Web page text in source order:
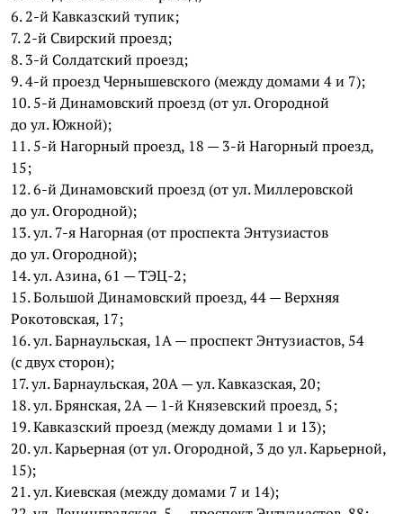
6. 2-й Кавказский тупик;
7. 2-й Свирский проезд;
8. 3-й Солдатский проезд;
9. 4-й проезд Чернышевского (между домами 4 и 7);
10. 5-й Динамовский проезд (от ул. Огородной
до ул. Южной);
11. 5-й Нагорный проезд, 18 — 3-й Нагорный проезд,
15;
12. 6-й Динамовский проезд (от ул. Миллеровской
до ул. Огородной);
13. ул. 7-я Нагорная (от проспекта Энтузиастов
до ул. Огородной);
14. ул. Азина, 61 — ТЭЦ-2;
15. Большой Динамовский проезд, 44 — Верхняя
Рокотовская, 17;
16. ул. Барнаульская, 1А — проспект Энтузиастов, 54
(с двух сторон);
17. ул. Барнаульская, 20А — ул. Кавказская, 20;
18. ул. Брянская, 2А — 1-й Князевский проезд, 5;
19. Кавказский проезд (между домами 1 и 13);
20. ул. Карьерная (от ул. Огородной, 3 до ул. Карьерной,
15);
21. ул. Киевская (между домами 7 и 14);